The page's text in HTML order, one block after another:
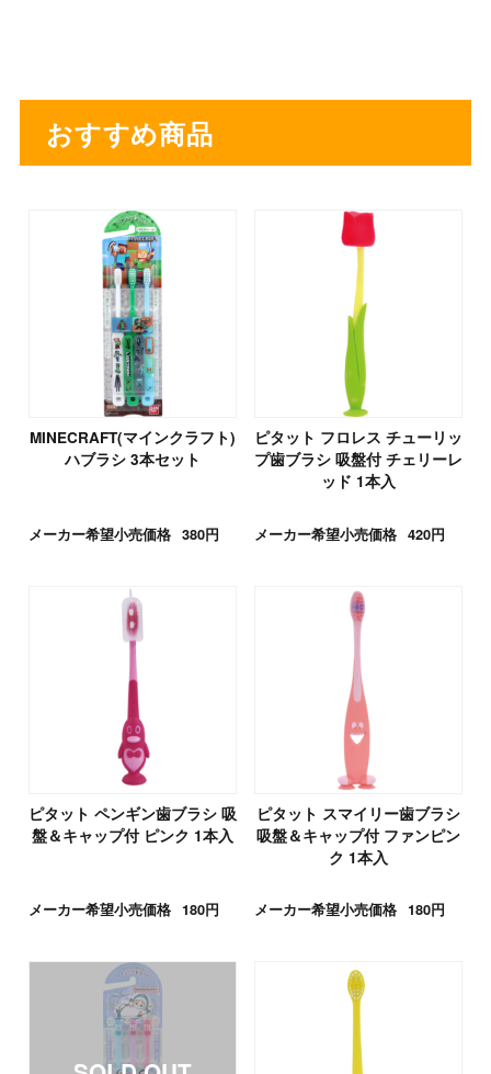
おすすめ商品
MINECRAFT(マインクラフト)
ハブラシ 3本セット
メーカー希望小売価格 380円
ピタット フロレス チューリッ
プ歯ブラシ 吸盤付 チェリーレ
ッド 1本入
メーカー希望小売価格 420円
ピタット ペンギン歯ブラシ 吸
盤＆キャップ付 ピンク 1本入
メーカー希望小売価格 180円
ピタット スマイリー歯ブラシ
吸盤＆キャップ付 ファンピン
ク 1本入
メーカー希望小売価格 180円